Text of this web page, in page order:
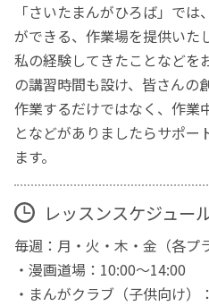
「さいたまんがひろば」で
ができる、作業場を提供いた
私の経験してきたことなどを
の講習時間も設け、皆さんの
作業するだけではなく、作業
となどがありましたらサポー
ます。
レッスンスケジュー
毎週：月・火・木・金（各プ
・漫画道場：10:00～14:00
・まんがクラブ（子供向け）